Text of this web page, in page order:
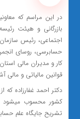
در این مراسم که
بازرگانی و هیئت
اجتماعی، رئیس
حسابرسی، روسای
کار و مدیران مالی
قوانین مالیاتی و مالی
دکتر احمد غفارزاده که
کشور محسوب میشود
تشریح جایگاه علم